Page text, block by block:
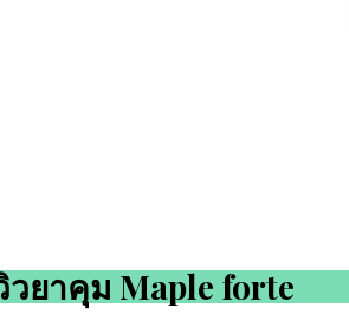
วยาคุม Maple forte